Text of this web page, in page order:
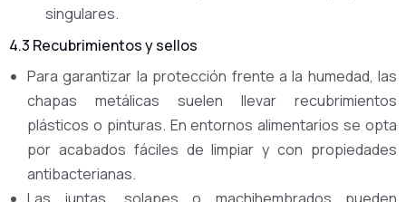
singulares.
4.3 Recubrimientos y sellos
Para garantizar la protección frente a la humedad, las
chapas metálicas suelen llevar recubrimientos
plásticos o pinturas. En entornos alimentarios se opta
por acabados fáciles de limpiar y con propiedades
antibacterianas.